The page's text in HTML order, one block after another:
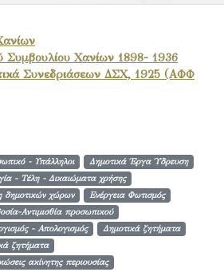
Συμβουλίου Χανίων 1898- 1936
Συνεδριάσεων ΔΣΧ, 1925 (ΑΦΦ
- Υπάλληλοι
Δημοτικά Έργα Ύδρευση
- Τέλη - Δικαιώματα χρήσης
δημοτικών χώρων
Ενέργεια Φωτισμός
Αντιμισθία προσωπικού
- Απολογισμός
Δημοτικά ζητήματα
ζητήματα
ακίνητης περιουσίας